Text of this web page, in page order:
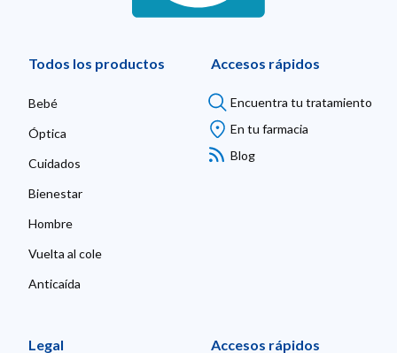
Todos los productos
Bebé
Óptica
Cuidados
Bienestar
Hombre
Vuelta al cole
Anticaída
Accesos rápidos
Encuentra tu tratamiento
En tu farmacia
Blog
Legal Accesos rápidos